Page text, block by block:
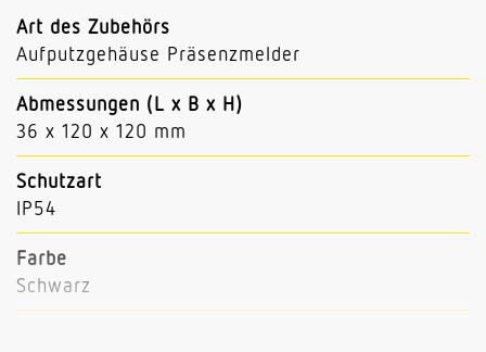
Art des Zubehörs
Aufputzgehäuse Präsenzmelder
Abmessungen (L x B x H)
36 x 120 x 120 mm
Schutzart
IP54
Farbe
Schwarz